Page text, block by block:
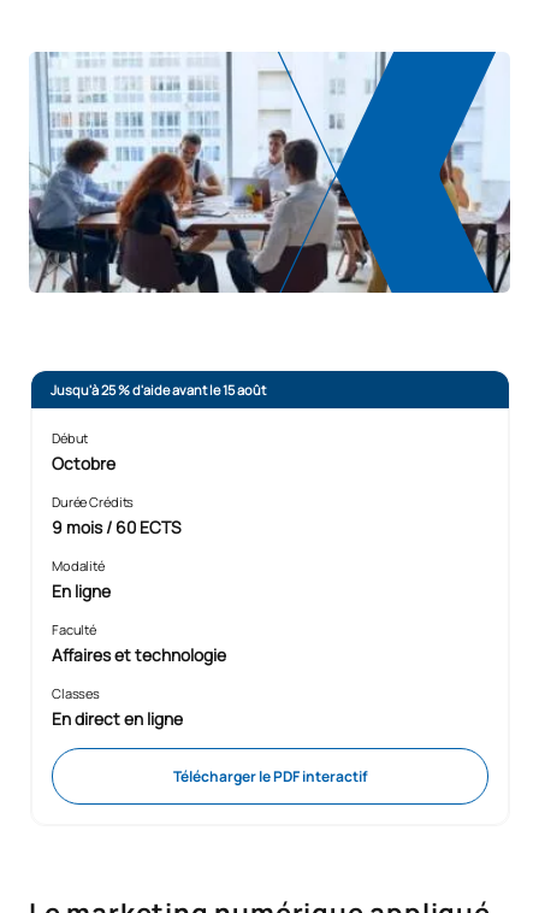
Jusqu'à 25 % d'aide avant le 15 août
Début
Octobre
Durée Crédits
9 mois / 60 ECTS
Modalité
En ligne
Faculté
Affaires et technologie
Classes
En direct en ligne
Télécharger le PDF interactif